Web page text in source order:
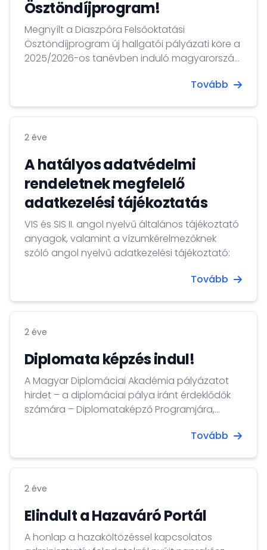
Ösztöndíjprogram!
Megnyílt a Diaszpóra Felsőoktatási
Ösztöndíjprogram új hallgatói pályázati köre a
2025/2026-os tanévben induló magyarországi
Tovább
2 éve
A hatályos adatvédelmi
rendeletnek megfelelő
adatkezelési tájékoztatás
VIS és SIS II. angol nyelvű általános tájékoztató
anyagok, valamint a vízumkérelmezőknek
szóló angol nyelvű adatkezelési tájékoztató:
Tovább
2 éve
Diplomata képzés indul!
A Magyar Diplomáciai Akadémia pályázatot
hirdet – a diplomáciai pálya iránt érdeklődők
számára – Diplomataképző Programjára,
és a Nemzeti Közszolgálati Egyetem szakmai
Tovább
2 éve
Elindult a Hazaváró Portál
A honlap a hazaköltözéssel kapcsolatos